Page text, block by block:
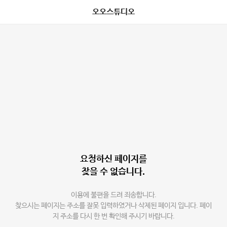
오오스튜디오
요청하신 페이지를
찾을 수 없습니다.
이용에 불편을 드려 죄송합니다.
찾으시는 페이지는 주소를 잘못 입력하였거나 삭제된 페이지 입니다. 페이
지 주소를 다시 한 번 확인해 주시기 바랍니다.